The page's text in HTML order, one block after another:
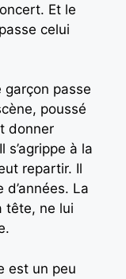
Et le
celui
garçon passe
poussé
donner
s’agrippe à la
repartir. Il
La
tête, ne lui
est un peu